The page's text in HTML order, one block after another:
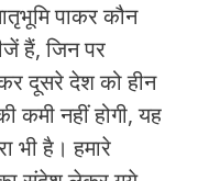
पाकर कौन
हैं, जिन पर
दूसरे देश को हीन
कमी नहीं होगी, यह
भी है। हमारे